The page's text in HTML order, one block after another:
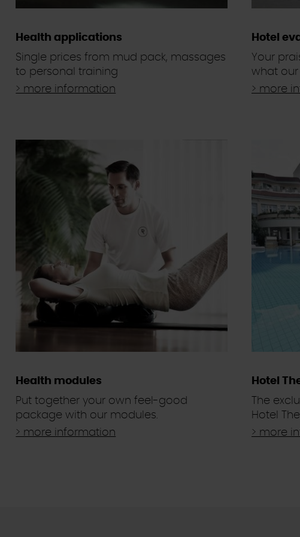
Health applications
Single prices from mud pack, massages
to personal training
> more information
Hotel
Your
what our
> more
Health modules
Put together your own feel-good
package with our modules.
> more information
Hotel
The
Hotel
> more